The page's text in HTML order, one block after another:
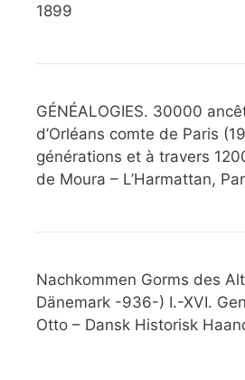
1899
GÉNÉALOGIES. 30000
d’Orléans comte de Paris
générations et à travers
de Moura – L’Harmattan,
Nachkommen Gorms des
Dänemark -936-) I.-XVI.
Otto – Dansk Historisk